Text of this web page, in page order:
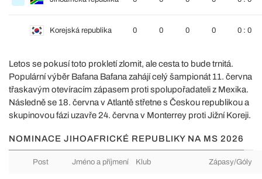
Korejská republika 0 0 0 0 0 : 0
Letos se pokusí toto prokletí zlomit, ale cesta to bude trnitá.
Populární výběr Bafana Bafana zahájí celý šampionát 11. června
třaskavým otevíracím zápasem proti spolupořadateli z Mexika.
Následně se 18. června v Atlantě střetne s Českou republikou a
skupinovou fázi uzavře 24. června v Monterrey proti Jižní Koreji.
NOMINACE JIHOAFRICKÉ REPUBLIKY NA MS 2026
Post Jméno a příjmení Klub Zápasy/Góly